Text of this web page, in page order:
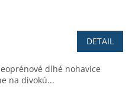
DETAIL
dlhé nohavice
na divokú...